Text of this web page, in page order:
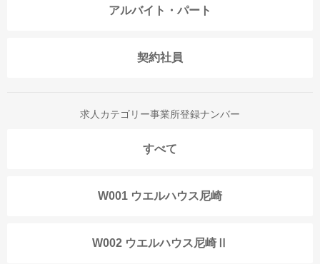
アルバイト・パート
契約社員
求人カテゴリー事業所登録ナンバー
すべて
W001 ウエルハウス尼崎
W002 ウエルハウス尼崎Ⅱ